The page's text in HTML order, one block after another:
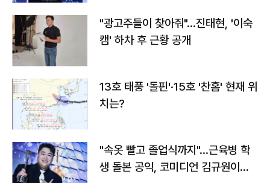
"광고주들이 찾아줘"…진태현, '이숙
캠' 하차 후 근황 공개
13호 태풍 '돌핀'·15호 '찬홈' 현재 위
치는?
"속옷 빨고 졸업식까지"…근육병 학
생 돌본 공익, 코미디언 김규원이었